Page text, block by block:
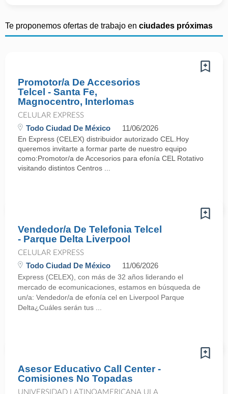
Te proponemos ofertas de trabajo en ciudades próximas
Promotor/a De Accesorios
Telcel - Santa Fe,
Magnocentro, Interlomas
CELULAR EXPRESS
Todo Ciudad De México 11/06/2026
En Express (CELEX) distribuidor autorizado CEL.Hoy
queremos invitarte a formar parte de nuestro equipo
como:Promotor/a de Accesorios para efonía CEL Rotativo
visitando distintos Centros ...
Vendedor/a De Telefonia Telcel
- Parque Delta Liverpool
CELULAR EXPRESS
Todo Ciudad De México 11/06/2026
Express (CELEX), con más de 32 años liderando el
mercado de ecomunicaciones, estamos en búsqueda de
un/a: Vendedor/a de efonía cel en Liverpool Parque
Delta¿Cuáles serán tus ...
Asesor Educativo Call Center -
Comisiones No Topadas
UNIVERSIDAD LATINOAMERICANA ULA